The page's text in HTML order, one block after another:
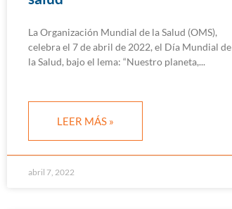
La Organización Mundial de la Salud (OMS),
celebra el 7 de abril de 2022, el Día Mundial de
la Salud, bajo el lema: “Nuestro planeta,
LEER MÁS »
abril 7, 2022